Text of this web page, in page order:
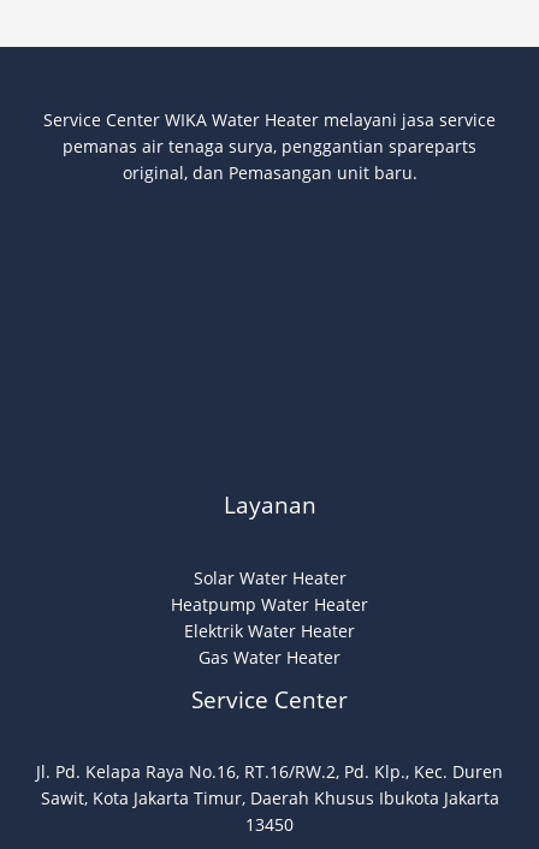
Service Center WIKA Water Heater melayani jasa service
pemanas air tenaga surya, penggantian spareparts
original, dan Pemasangan unit baru.
Layanan
Solar Water Heater
Heatpump Water Heater
Elektrik Water Heater
Gas Water Heater
Service Center
Jl. Pd. Kelapa Raya No.16, RT.16/RW.2, Pd. Klp., Kec. Duren
Sawit, Kota Jakarta Timur, Daerah Khusus Ibukota Jakarta
13450